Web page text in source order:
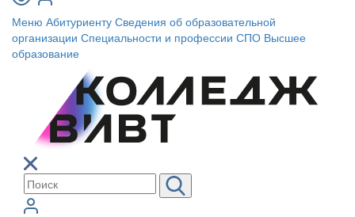
Меню Абитуриенту Сведения об образовательной
организации Специальности и профессии СПО Высшее
образование